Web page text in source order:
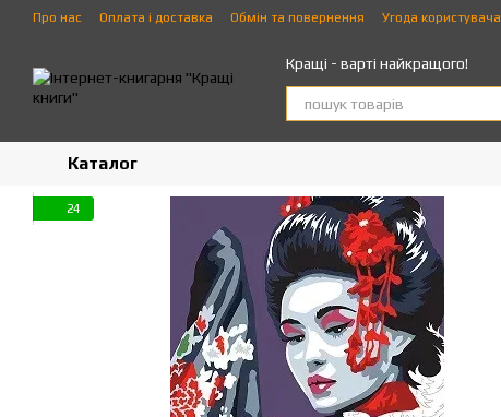
Перейти до основного контенту
Про нас Оплата і доставка Обмін та повернення Угода користувача
Кращі - варті найкращого!
Каталог
24